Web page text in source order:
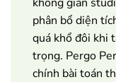
phân bổ diện
quá khổ đôi khi
trọng. Pergo
chính bài toán